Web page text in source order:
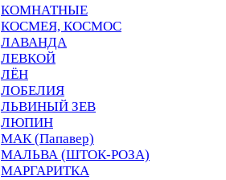
КОМНАТНЫЕ
КОСМЕЯ, КОСМОС
ЛАВАНДА
ЛЕВКОЙ
ЛЁН
ЛОБЕЛИЯ
ЛЬВИНЫЙ ЗЕВ
ЛЮПИН
МАК (Папавер)
МАЛЬВА (ШТОК-РОЗА)
МАРГАРИТКА